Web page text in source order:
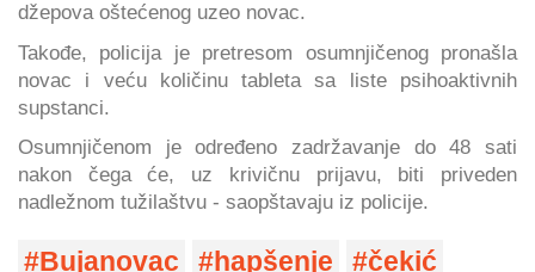
džepova oštećenog uzeo novac.
Takođe, policija je pretresom osumnjičenog pronašla
novac i veću količinu tableta sa liste psihoaktivnih
supstanci.
Osumnjičenom je određeno zadržavanje do 48 sati
nakon čega će, uz krivičnu prijavu, biti priveden
nadležnom tužilaštvu - saopštavaju iz policije.
Bujanovac hapšenje čekić